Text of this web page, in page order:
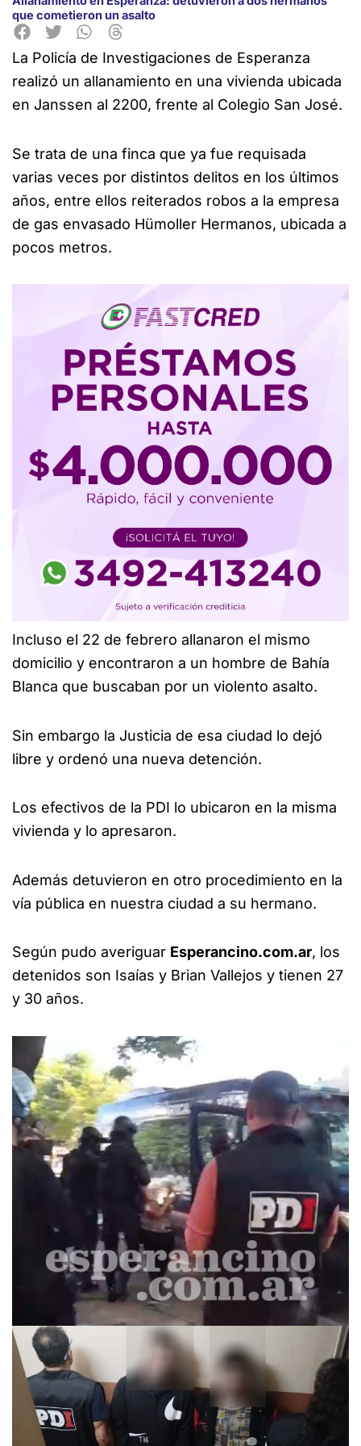
que cometieron un asalto
La Policía de Investigaciones de Esperanza
realizó un allanamiento en una vivienda ubicada
en Janssen al 2200, frente al Colegio San José.
Se trata de una finca que ya fue requisada
varias veces por distintos delitos en los últimos
años, entre ellos reiterados robos a la empresa
de gas envasado Hümoller Hermanos, ubicada a
pocos metros.
Incluso el 22 de febrero allanaron el mismo
domicilio y encontraron a un hombre de Bahía
Blanca que buscaban por un violento asalto.
Sin embargo la Justicia de esa ciudad lo dejó
libre y ordenó una nueva detención.
Los efectivos de la PDI lo ubicaron en la misma
vivienda y lo apresaron.
Además detuvieron en otro procedimiento en la
vía pública en nuestra ciudad a su hermano.
Según pudo averiguar Esperancino.com.ar, los
detenidos son Isaías y Brian Vallejos y tienen 27
y 30 años.